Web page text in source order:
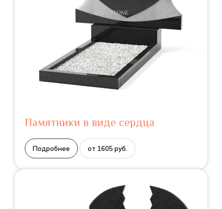
Памятники в виде сердца
Подробнее от 1605 руб.